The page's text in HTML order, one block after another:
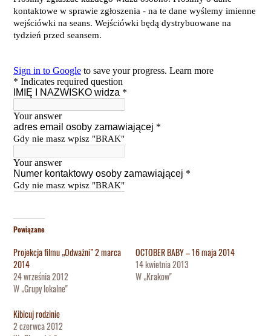
Powiązane
Projekcja filmu „Odważni” 2 marca
2014
24 września 2012
W „Grupy lokalne"
OCTOBER BABY – 16 maja 2014
14 kwietnia 2013
W „Krakow"
Kibicuj rodzinie
2 czerwca 2012